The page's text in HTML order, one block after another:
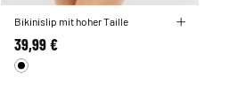
Bikinislip mit hoher Taille
39,99 €